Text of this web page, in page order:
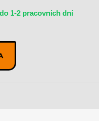
1-2 pracovních dní